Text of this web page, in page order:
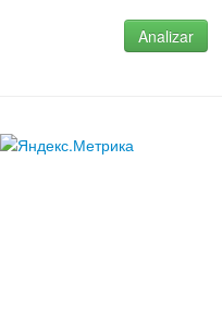
Analizar